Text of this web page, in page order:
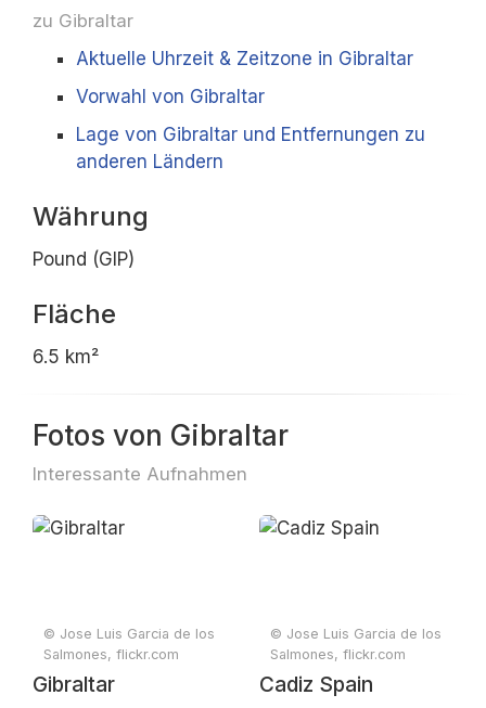
zu Gibraltar
Aktuelle Uhrzeit & Zeitzone in Gibraltar
Vorwahl von Gibraltar
Lage von Gibraltar und Entfernungen zu
anderen Ländern
Währung
Pound (GIP)
Fläche
6.5 km²
Fotos von Gibraltar
Interessante Aufnahmen
© Jose Luis Garcia de los
Salmones, flickr.com
Gibraltar
© Jose Luis Garcia de los
Salmones, flickr.com
Cadiz Spain